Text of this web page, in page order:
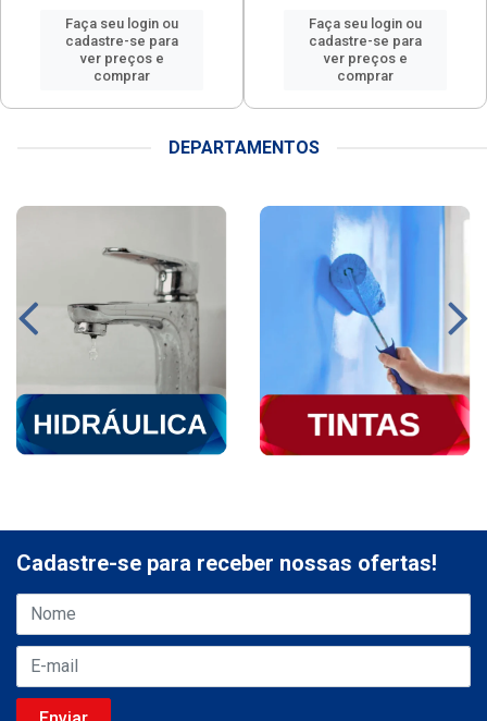
Faça seu login ou
cadastre-se para
ver preços e
comprar
Faça seu login ou
cadastre-se para
ver preços e
comprar
DEPARTAMENTOS
Cadastre-se para receber nossas ofertas!